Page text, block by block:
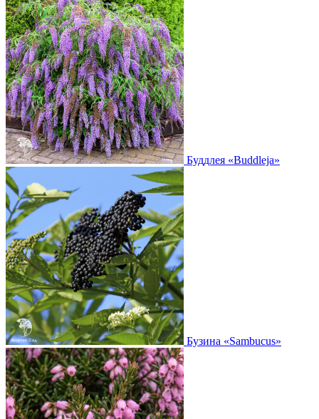
Буддлея «Buddleja»
Бузина «Sambucus»